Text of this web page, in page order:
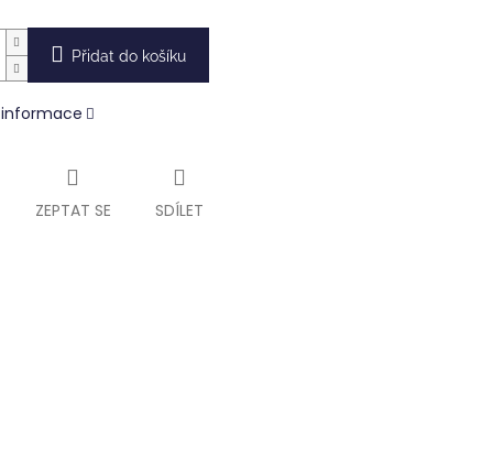
Přidat do košíku
ZEPTAT SE SDÍLET